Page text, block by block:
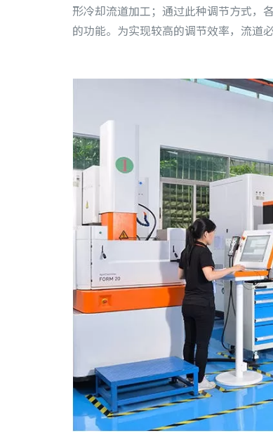
形冷却流道加工；通过此种调节方式，
的功能。为实现较高的调节效率，流道